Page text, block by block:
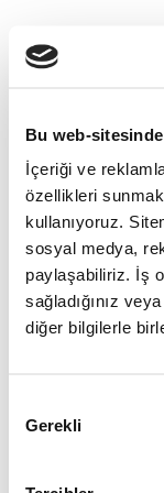
Bu web-
İçeriği ve
özellikleri
kullanıyoruz.
sosyal medya,
paylaşabiliriz. İş
sağladığınız
diğer bilgilerle
Seçimi
Gerekli